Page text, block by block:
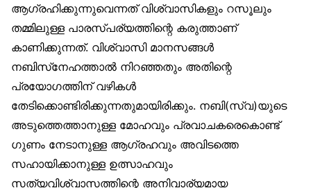
ആഗ്രഹിക്കുന്നുവെന്നത് വിശ്വാസികളും റസൂലും
തമ്മിലുള്ള പാരസ്പര്യത്തിന്റെ കരുത്താണ്
കാണിക്കുന്നത്. വിശ്വാസി മാനസങ്ങൾ
നബിസ്‌നേഹത്താൽ നിറഞ്ഞതും അതിന്റെ
പ്രയോഗത്തിന് വഴികൾ
തേടിക്കൊണ്ടിരിക്കുന്നതുമായിരിക്കും. നബി(സ്വ)യുടെ
അടുത്തെത്താനുള്ള മോഹവും പ്രവാചകരെകൊണ്ട്
ഗുണം നേടാനുള്ള ആഗ്രഹവും അവിടത്തെ
സഹായിക്കാനുള്ള ഉത്സാഹവും
സത്യവിശ്വാസത്തിന്റെ അനിവാര്യമായ